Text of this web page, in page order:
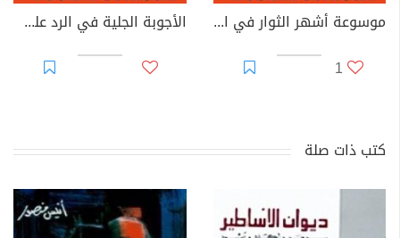
موسوعة أشهر الثوار في العالم
1
الأجوبة الجلية في الرد على الأسئلة المسيحية: شبهات النصارى حول القرآن الكريم - الجزء الأول
كتب ذات صلة